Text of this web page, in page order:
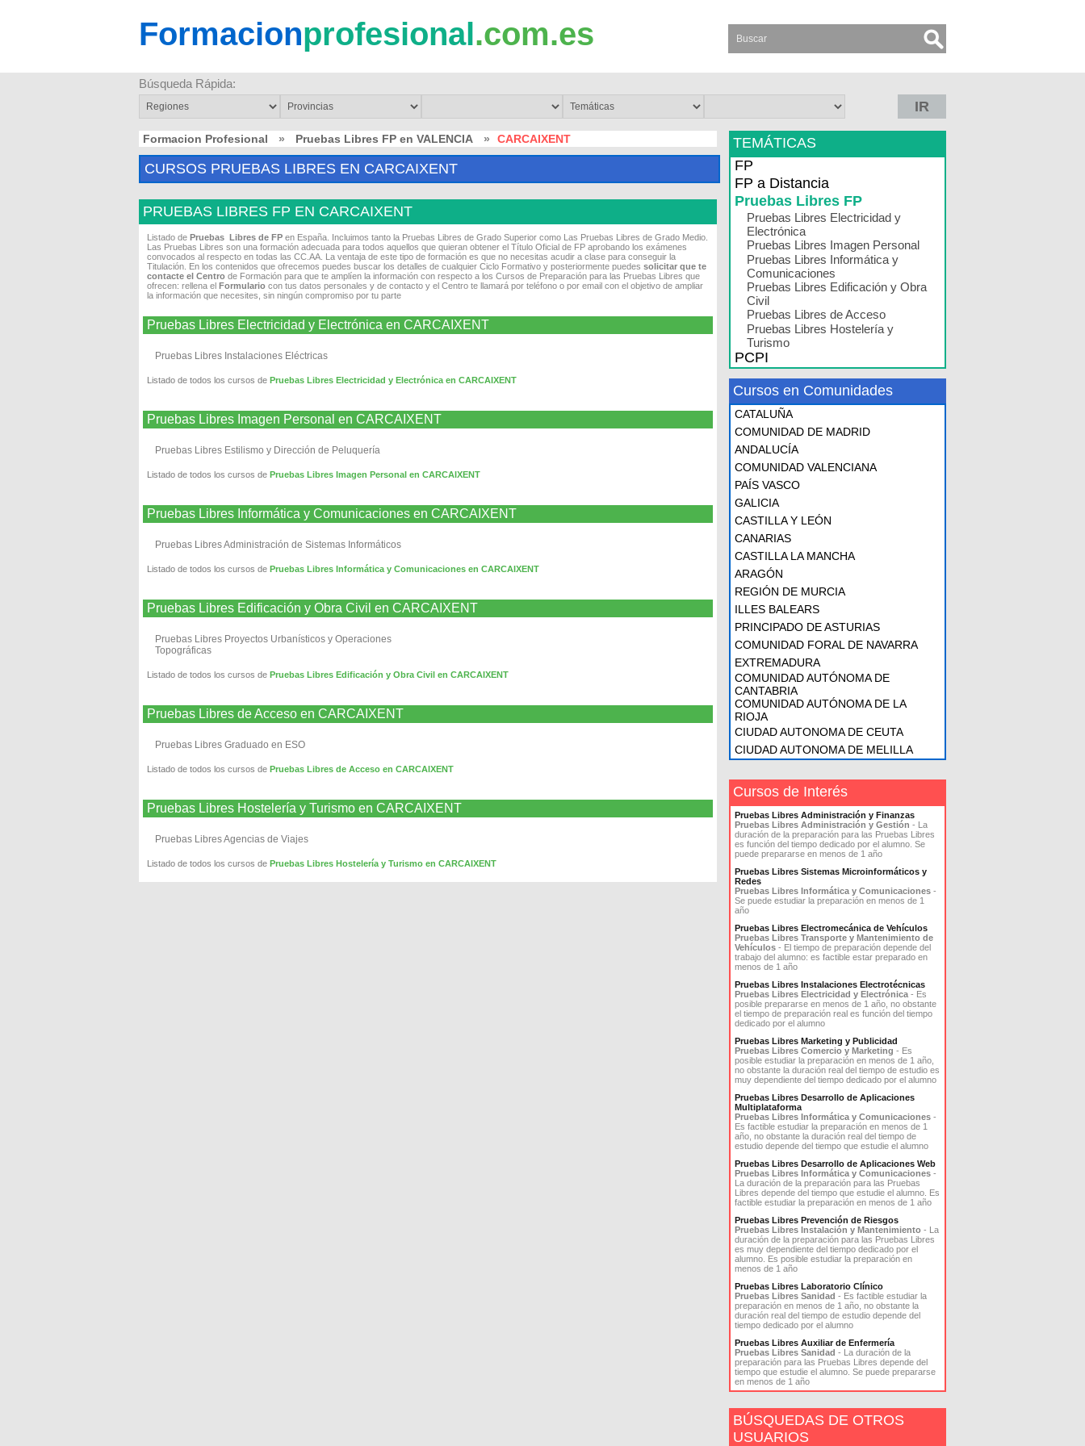
Formacionprofesional.com.es
Búsqueda Rápida:
IR
Formacion Profesional » Pruebas Libres FP en VALENCIA » CARCAIXENT
CURSOS PRUEBAS LIBRES EN CARCAIXENT
PRUEBAS LIBRES FP EN CARCAIXENT
Listado de Pruebas Libres de FP en España. Incluimos tanto la Pruebas Libres de Grado Superior como Las Pruebas Libres de Grado Medio.
Las Pruebas Libres son una formación adecuada para todos aquellos que quieran obtener el Título Oficial de FP aprobando los exámenes
convocados al respecto en todas las CC.AA. La ventaja de este tipo de formación es que no necesitas acudir a clase para conseguir la
Titulación. En los contenidos que ofrecemos puedes buscar los detalles de cualquier Ciclo Formativo y posteriormente puedes solicitar que te
contacte el Centro de Formación para que te amplíen la información con respecto a los Cursos de Preparación para las Pruebas Libres que
ofrecen: rellena el Formulario con tus datos personales y de contacto y el Centro te llamará por teléfono o por email con el objetivo de ampliar
la información que necesites, sin ningún compromiso por tu parte
Pruebas Libres Electricidad y Electrónica en CARCAIXENT
Pruebas Libres Instalaciones Eléctricas
Listado de todos los cursos de Pruebas Libres Electricidad y Electrónica en CARCAIXENT
Pruebas Libres Imagen Personal en CARCAIXENT
Pruebas Libres Estilismo y Dirección de Peluquería
Listado de todos los cursos de Pruebas Libres Imagen Personal en CARCAIXENT
Pruebas Libres Informática y Comunicaciones en CARCAIXENT
Pruebas Libres Administración de Sistemas Informáticos
Listado de todos los cursos de Pruebas Libres Informática y Comunicaciones en CARCAIXENT
Pruebas Libres Edificación y Obra Civil en CARCAIXENT
Pruebas Libres Proyectos Urbanísticos y Operaciones
Topográficas
Listado de todos los cursos de Pruebas Libres Edificación y Obra Civil en CARCAIXENT
Pruebas Libres de Acceso en CARCAIXENT
Pruebas Libres Graduado en ESO
Listado de todos los cursos de Pruebas Libres de Acceso en CARCAIXENT
Pruebas Libres Hostelería y Turismo en CARCAIXENT
Pruebas Libres Agencias de Viajes
Listado de todos los cursos de Pruebas Libres Hostelería y Turismo en CARCAIXENT
TEMÁTICAS
FP
FP a Distancia
Pruebas Libres FP
Pruebas Libres Electricidad y
Electrónica
Pruebas Libres Imagen Personal
Pruebas Libres Informática y
Comunicaciones
Pruebas Libres Edificación y Obra
Civil
Pruebas Libres de Acceso
Pruebas Libres Hostelería y
Turismo
PCPI
Cursos en Comunidades
CATALUÑA
COMUNIDAD DE MADRID
ANDALUCÍA
COMUNIDAD VALENCIANA
PAÍS VASCO
GALICIA
CASTILLA Y LEÓN
CANARIAS
CASTILLA LA MANCHA
ARAGÓN
REGIÓN DE MURCIA
ILLES BALEARS
PRINCIPADO DE ASTURIAS
COMUNIDAD FORAL DE NAVARRA
EXTREMADURA
COMUNIDAD AUTÓNOMA DE
CANTABRIA
COMUNIDAD AUTÓNOMA DE LA
RIOJA
CIUDAD AUTONOMA DE CEUTA
CIUDAD AUTONOMA DE MELILLA
Cursos de Interés
Pruebas Libres Administración y Finanzas
Pruebas Libres Administración y Gestión - La
duración de la preparación para las Pruebas Libres
es función del tiempo dedicado por el alumno. Se
puede prepararse en menos de 1 año
Pruebas Libres Sistemas Microinformáticos y
Redes
Pruebas Libres Informática y Comunicaciones -
Se puede estudiar la preparación en menos de 1
año
Pruebas Libres Electromecánica de Vehículos
Pruebas Libres Transporte y Mantenimiento de
Vehículos - El tiempo de preparación depende del
trabajo del alumno: es factible estar preparado en
menos de 1 año
Pruebas Libres Instalaciones Electrotécnicas
Pruebas Libres Electricidad y Electrónica - Es
posible prepararse en menos de 1 año, no obstante
el tiempo de preparación real es función del tiempo
dedicado por el alumno
Pruebas Libres Marketing y Publicidad
Pruebas Libres Comercio y Marketing - Es
posible estudiar la preparación en menos de 1 año,
no obstante la duración real del tiempo de estudio es
muy dependiente del tiempo dedicado por el alumno
Pruebas Libres Desarrollo de Aplicaciones
Multiplataforma
Pruebas Libres Informática y Comunicaciones -
Es factible estudiar la preparación en menos de 1
año, no obstante la duración real del tiempo de
estudio depende del tiempo que estudie el alumno
Pruebas Libres Desarrollo de Aplicaciones Web
Pruebas Libres Informática y Comunicaciones -
La duración de la preparación para las Pruebas
Libres depende del tiempo que estudie el alumno. Es
factible estudiar la preparación en menos de 1 año
Pruebas Libres Prevención de Riesgos
Pruebas Libres Instalación y Mantenimiento - La
duración de la preparación para las Pruebas Libres
es muy dependiente del tiempo dedicado por el
alumno. Es posible estudiar la preparación en
menos de 1 año
Pruebas Libres Laboratorio Clínico
Pruebas Libres Sanidad - Es factible estudiar la
preparación en menos de 1 año, no obstante la
duración real del tiempo de estudio depende del
tiempo dedicado por el alumno
Pruebas Libres Auxiliar de Enfermería
Pruebas Libres Sanidad - La duración de la
preparación para las Pruebas Libres depende del
tiempo que estudie el alumno. Se puede prepararse
en menos de 1 año
BÚSQUEDAS DE OTROS
USUARIOS